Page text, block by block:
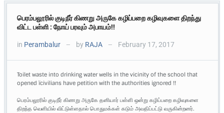
பெரம்பலூரில் குடிநீர் கிணறு அருகே கழிப்பறை கழிவுகளை திறந்து
விட்ட பள்ளி : நோய் பரவும் அபாயம்!!
in Perambalur — by RAJA — February 17, 2017
Toilet waste into drinking water wells in the vicinity of the school that
opened ïcivilians have petition with the authorities ignored !!
பெரம்பலூரில் குடிநீர் கிணறு அருகே தனியார் பள்ளி ஒன்று கழிப்பறை கழிவுகளை
திறந்த வெளியில் விட்டுள்ளதால் பொதுமக்கள் கடும் அவதிப்பட்டு வருகின்றனர்.